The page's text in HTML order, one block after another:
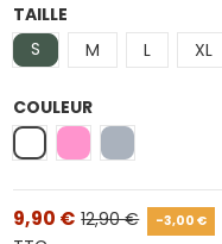
TAILLE
S
M L XL
COULEUR
Blanc
Rose
9,90 € 12,90 € -3,00 €